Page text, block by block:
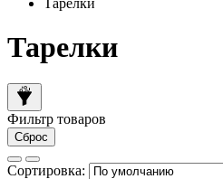
Тарелки
Фильтр товаров
Сброс
Сортировка: